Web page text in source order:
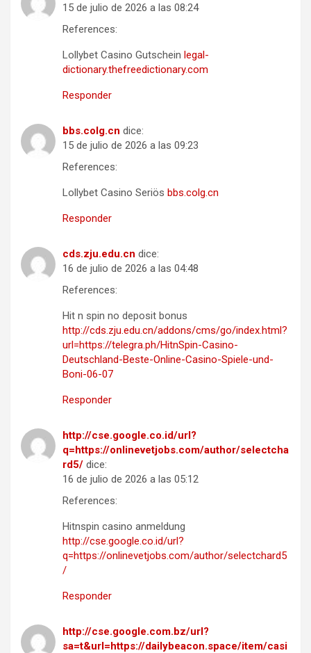
15 de julio de 2026 a las 08:24
References:
Lollybet Casino Gutschein legal-
dictionary.thefreedictionary.com
Responder
bbs.colg.cn dice:
15 de julio de 2026 a las 09:23
References:
Lollybet Casino Seriös bbs.colg.cn
Responder
cds.zju.edu.cn dice:
16 de julio de 2026 a las 04:48
References:
Hit n spin no deposit bonus
http://cds.zju.edu.cn/addons/cms/go/index.html?
url=https://telegra.ph/HitnSpin-Casino-
Deutschland-Beste-Online-Casino-Spiele-und-
Boni-06-07
Responder
http://cse.google.co.id/url?
q=https://onlinevetjobs.com/author/selectcha
rd5/ dice:
16 de julio de 2026 a las 05:12
References:
Hitnspin casino anmeldung
http://cse.google.co.id/url?
q=https://onlinevetjobs.com/author/selectchard5
/
Responder
http://cse.google.com.bz/url?
sa=t&url=https://dailybeacon.space/item/casi